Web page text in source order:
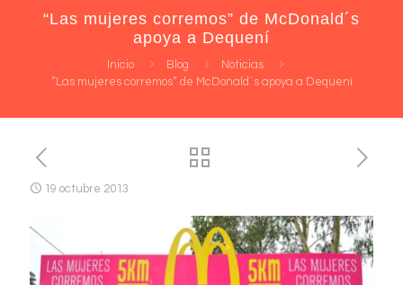
“Las mujeres corremos” de McDonald´s
apoya a Dequení
Inicio Blog
Noticias
“Las mujeres corremos” de McDonald´s apoya a Dequení
19 octubre 2013